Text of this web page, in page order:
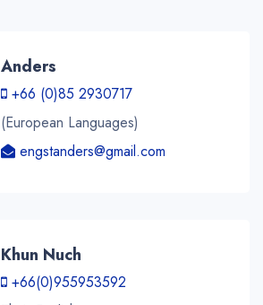
Anders
+66 (0)85 2930717
(European Languages)
engstanders@gmail.com
Khun Nuch
+66(0)955953592